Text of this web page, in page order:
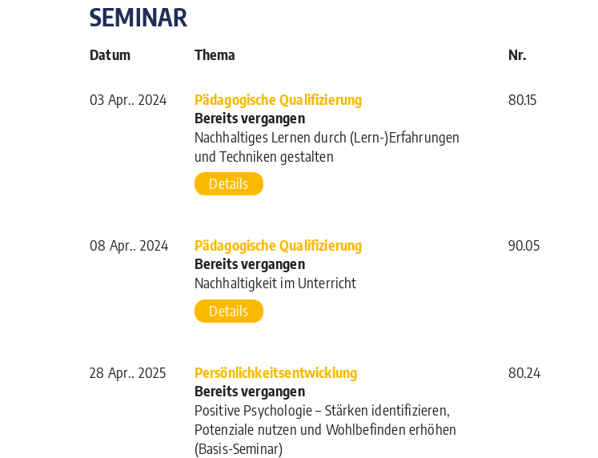
SEMINAR
Datum Thema Nr.
03 Apr.. 2024
Pädagogische Qualifizierung
Bereits vergangen
Nachhaltiges Lernen durch (Lern-)Erfahrungen
und Techniken gestalten
Details
80.15
08 Apr.. 2024
Pädagogische Qualifizierung
Bereits vergangen
Nachhaltigkeit im Unterricht
Details
90.05
28 Apr.. 2025
Persönlichkeitsentwicklung
Bereits vergangen
Positive Psychologie – Stärken identifizieren,
Potenziale nutzen und Wohlbefinden erhöhen
(Basis-Seminar)
80.24